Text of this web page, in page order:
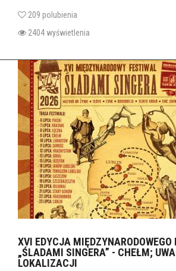
209 polubienia
2404 wyświetlenia
XVI EDYCJA MIĘDZYNARODOWEGO
„ŚLADAMI SINGERA” - CHEŁM;
LOKALIZACJI